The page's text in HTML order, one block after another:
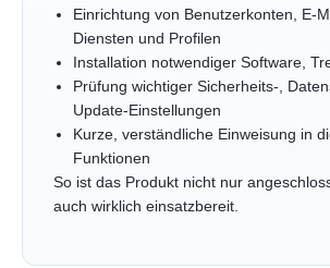
Einrichtung von Benutzerkonten, E-
Diensten und Profilen
Installation notwendiger Software,
Prüfung wichtiger Sicherheits-,
Update-Einstellungen
Kurze, verständliche Einweisung in
Funktionen
So ist das Produkt nicht nur
auch wirklich einsatzbereit.